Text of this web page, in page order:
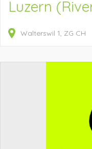
Luzern
Walterswil 1 ZG CH